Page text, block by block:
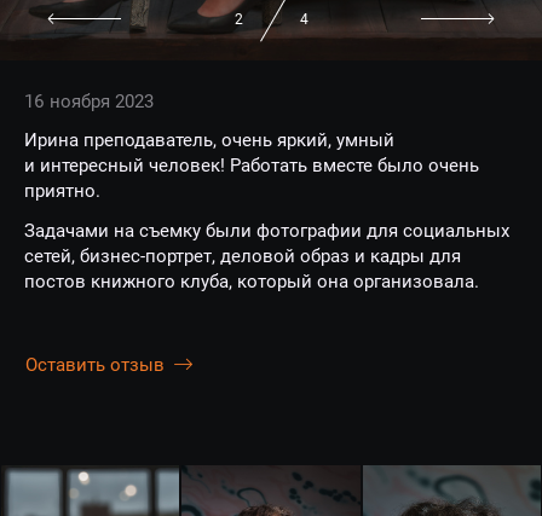
2 4
16 ноября 2023
Ирина преподаватель, очень яркий, умный
и интересный человек! Работать вместе было очень
приятно.
Задачами на съемку были фотографии для социальных
сетей, бизнес-портрет, деловой образ и кадры для
постов книжного клуба, который она организовала.
Оставить отзыв